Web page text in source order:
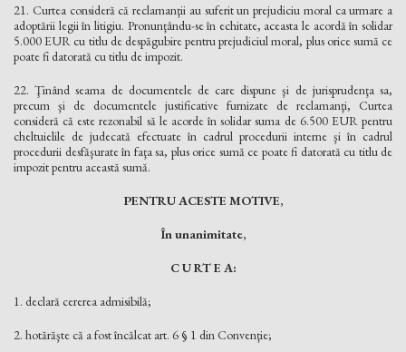
21. Curtea consideră că reclamanţii au suferit un prejudiciu moral ca urmare a
adoptării legii în litigiu. Pronunţându-se în echitate, aceasta le acordă în solidar
5.000 EUR cu titlu de despăgubire pentru prejudiciul moral, plus orice sumă ce
poate fi datorată cu titlu de impozit.
22. Ţinând seama de documentele de care dispune şi de jurisprudenţa sa,
precum şi de documentele justificative furnizate de reclamanţi, Curtea
consideră că este rezonabil să le acorde în solidar suma de 6.500 EUR pentru
cheltuielile de judecată efectuate în cadrul procedurii interne şi în cadrul
procedurii desfăşurate în faţa sa, plus orice sumă ce poate fi datorată cu titlu de
impozit pentru această sumă.
PENTRU ACESTE MOTIVE,
În unanimitate,
C U RT E A:
1. declară cererea admisibilă;
2. hotărăşte că a fost încălcat art. 6 § 1 din Convenţie;